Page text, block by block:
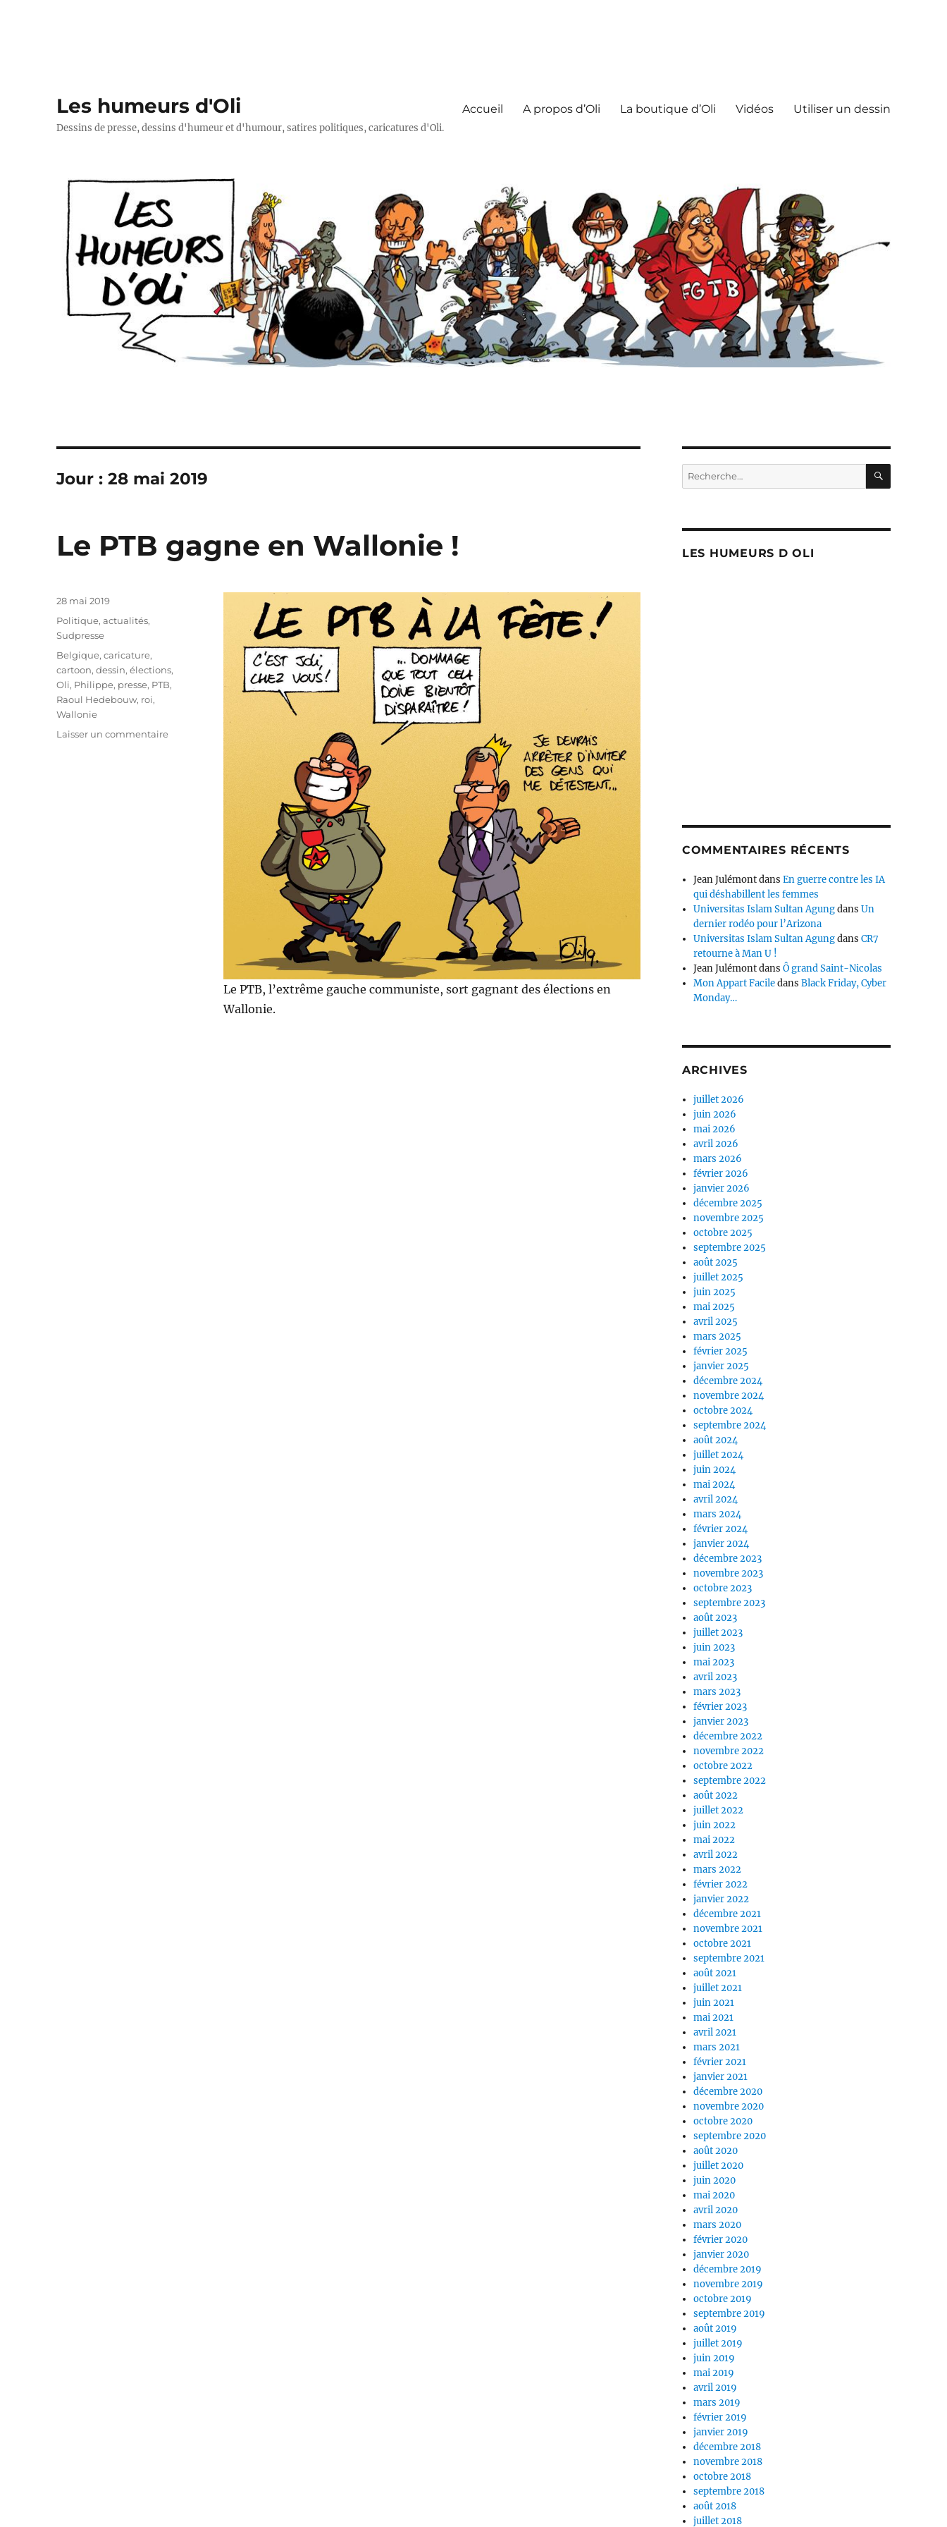
Les humeurs d'Oli
Dessins de presse, dessins d'humeur et d'humour, satires politiques, caricatures d'Oli.
Accueil A propos d’Oli La boutique d’Oli Vidéos Utiliser un dessin
Jour :28 mai 2019
Le PTB gagne en Wallonie !
Le PTB, l’extrême gauche communiste, sort gagnant des élections en
Wallonie.
Publié
28 mai 2019
Catégories
Politique, actualités,
Sudpresse
Étiquettes
Belgique,caricature,
cartoon,dessin,élections,
Oli, Philippe, presse, PTB,
Raoul Hedebouw, roi,
Wallonie
Laisser un commentairesur
Recherche
pour :
LES HUMEURS D OLI
COMMENTAIRES RÉCENTS
Jean JulémontdansEn guerre contre les IA
qui déshabillent les femmes
Universitas Islam Sultan AgungdansUn
dernier rodéo pour l’Arizona
Universitas Islam Sultan AgungdansCR7
retourne à Man U !
Jean JulémontdansÔ grand Saint-Nicolas
Mon Appart FaciledansBlack Friday, Cyber
Monday…
ARCHIVES
juillet 2026
juin 2026
mai 2026
avril 2026
mars 2026
février 2026
janvier 2026
décembre 2025
novembre 2025
octobre 2025
septembre 2025
août 2025
juillet 2025
juin 2025
mai 2025
avril 2025
mars 2025
février 2025
janvier 2025
décembre 2024
novembre 2024
octobre 2024
septembre 2024
août 2024
juillet 2024
juin 2024
mai 2024
avril 2024
mars 2024
février 2024
janvier 2024
décembre 2023
novembre 2023
octobre 2023
septembre 2023
août 2023
juillet 2023
juin 2023
mai 2023
avril 2023
mars 2023
février 2023
janvier 2023
décembre 2022
novembre 2022
octobre 2022
septembre 2022
août 2022
juillet 2022
juin 2022
mai 2022
avril 2022
mars 2022
février 2022
janvier 2022
décembre 2021
novembre 2021
octobre 2021
septembre 2021
août 2021
juillet 2021
juin 2021
mai 2021
avril 2021
mars 2021
février 2021
janvier 2021
décembre 2020
novembre 2020
octobre 2020
septembre 2020
août 2020
juillet 2020
juin 2020
mai 2020
avril 2020
mars 2020
février 2020
janvier 2020
décembre 2019
novembre 2019
octobre 2019
septembre 2019
août 2019
juillet 2019
juin 2019
mai 2019
avril 2019
mars 2019
février 2019
janvier 2019
décembre 2018
novembre 2018
octobre 2018
septembre 2018
août 2018
juillet 2018